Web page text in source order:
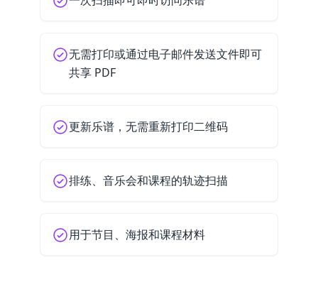
无需打印或通过电子邮件发送文件即可
共享 PDF
更新乐谱，无需重新打印二维码
排练、音乐会和课程的轨迹扫描
用于节目、海报和课程材料